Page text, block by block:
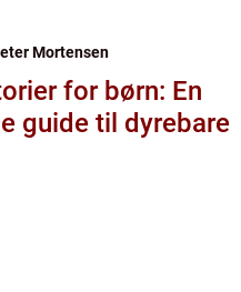
Mortensen
for børn: En
guide til dyrebare